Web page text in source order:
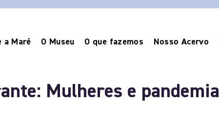
a Maré O Museu O que fazemos Nosso Acervo
Mulheres e pandemia